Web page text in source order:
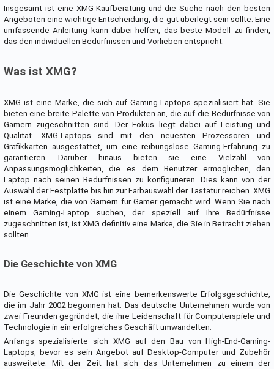
Insgesamt ist eine XMG-Kaufberatung und die Suche nach den besten
Angeboten eine wichtige Entscheidung, die gut überlegt sein sollte. Eine
umfassende Anleitung kann dabei helfen, das beste Modell zu finden,
das den individuellen Bedürfnissen und Vorlieben entspricht.
Was ist XMG?
XMG ist eine Marke, die sich auf Gaming-Laptops spezialisiert hat. Sie
bieten eine breite Palette von Produkten an, die auf die Bedürfnisse von
Gamern zugeschnitten sind. Der Fokus liegt dabei auf Leistung und
Qualität. XMG-Laptops sind mit den neuesten Prozessoren und
Grafikkarten ausgestattet, um eine reibungslose Gaming-Erfahrung zu
garantieren. Darüber hinaus bieten sie eine Vielzahl von
Anpassungsmöglichkeiten, die es dem Benutzer ermöglichen, den
Laptop nach seinen Bedürfnissen zu konfigurieren. Dies kann von der
Auswahl der Festplatte bis hin zur Farbauswahl der Tastatur reichen. XMG
ist eine Marke, die von Gamern für Gamer gemacht wird. Wenn Sie nach
einem Gaming-Laptop suchen, der speziell auf Ihre Bedürfnisse
zugeschnitten ist, ist XMG definitiv eine Marke, die Sie in Betracht ziehen
sollten.
Die Geschichte von XMG
Die Geschichte von XMG ist eine bemerkenswerte Erfolgsgeschichte,
die im Jahr 2002 begonnen hat. Das deutsche Unternehmen wurde von
zwei Freunden gegründet, die ihre Leidenschaft für Computerspiele und
Technologie in ein erfolgreiches Geschäft umwandelten.
Anfangs spezialisierte sich XMG auf den Bau von High-End-Gaming-
Laptops, bevor es sein Angebot auf Desktop-Computer und Zubehör
ausweitete. Mit der Zeit hat sich das Unternehmen zu einem der